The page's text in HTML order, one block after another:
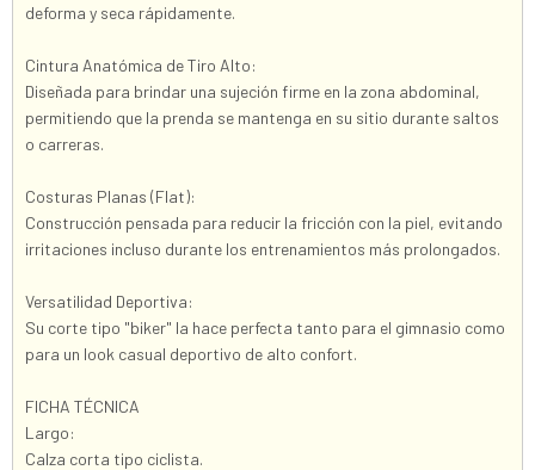
deforma y seca rápidamente.
Cintura Anatómica de Tiro Alto:
Diseñada para brindar una sujeción firme en la zona abdominal,
permitiendo que la prenda se mantenga en su sitio durante saltos
o carreras.
Costuras Planas (Flat):
Construcción pensada para reducir la fricción con la piel, evitando
irritaciones incluso durante los entrenamientos más prolongados.
Versatilidad Deportiva:
Su corte tipo "biker" la hace perfecta tanto para el gimnasio como
para un look casual deportivo de alto confort.
FICHA TÉCNICA
Largo:
Calza corta tipo ciclista.